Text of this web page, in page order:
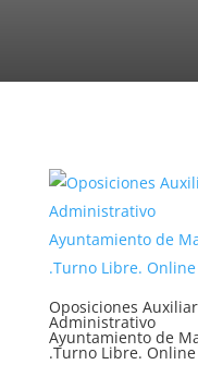
Oposiciones Auxiliar
Administrativo
Ayuntamiento de
.Turno Libre. Online